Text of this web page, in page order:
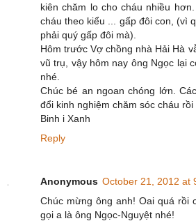
kiên chăm lo cho cháu nhiều
cháu theo kiểu ... gấp đôi con, (vì
phải quý gấp đôi mà).
Hôm trước Vợ chồng nhà Hải Hà
vũ trụ, vậy hôm nay ông Ngọc lại
nhé.
Chúc bé an ngoan chóng lớn.
đổi kinh nghiệm chăm sóc cháu rồi
Binh i Xanh
Reply
Anonymous October 21, 2012 at
Chúc mừng ông anh! Oai quá rồi
gọi a là ông Ngọc-Nguyệt nhé!